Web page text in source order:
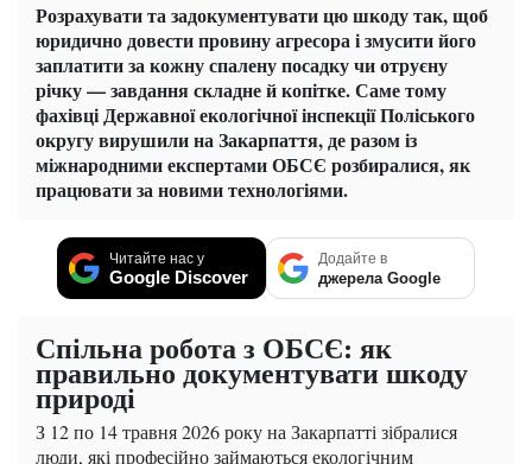
Розрахувати та задокументувати цю шкоду так, щоб
юридично довести провину агресора і змусити його
заплатити за кожну спалену посадку чи отруєну
річку — завдання складне й копітке. Саме тому
фахівці Державної екологічної інспекції Поліського
округу вирушили на Закарпаття, де разом із
міжнародними експертами ОБСЄ розбиралися, як
працювати за новими технологіями.
Читайте нас у
Google Discover
Додайте в
джерела Google
Спільна робота з ОБСЄ: як
правильно документувати шкоду
природі
З 12 по 14 травня 2026 року на Закарпатті зібралися
люди, які професійно займаються екологічним